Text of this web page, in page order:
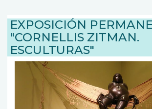
EXPOSICIÓN
"CORNELLIS ZITMAN.
ESCULTURAS"